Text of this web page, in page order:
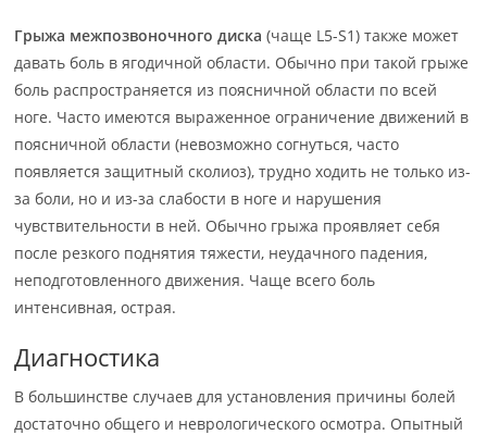
Грыжа межпозвоночного диска (чаще L5-S1) также может
давать боль в ягодичной области. Обычно при такой грыже
боль распространяется из поясничной области по всей
ноге. Часто имеются выраженное ограничение движений в
поясничной области (невозможно согнуться, часто
появляется защитный сколиоз), трудно ходить не только из-
за боли, но и из-за слабости в ноге и нарушения
чувствительности в ней. Обычно грыжа проявляет себя
после резкого поднятия тяжести, неудачного падения,
неподготовленного движения. Чаще всего боль
интенсивная, острая.
Диагностика
В большинстве случаев для установления причины болей
достаточно общего и неврологического осмотра. Опытный